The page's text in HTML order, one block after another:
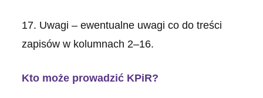
17. Uwagi – ewentualne uwagi co do treści
zapisów w kolumnach 2–16.
Kto może prowadzić KPiR?